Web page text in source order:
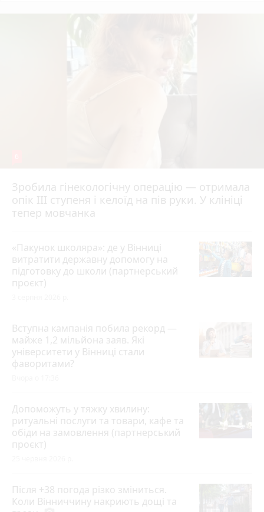
Зробила гінекологічну операцію — отримала
опік ІІІ ступеня і келоїд на пів руки. У клініці
тепер мовчанка
«Пакунок школяра»: де у Вінниці
витратити державну допомогу на
підготовку до школи (партнерський
проєкт)
Вступна кампанія побила рекорд —
майже 1,2 мільйона заяв. Які
університети у Вінниці стали
фаворитами?
Допоможуть у тяжку хвилину:
ритуальні послуги та товари, кафе та
обіди на замовлення (партнерський
проєкт)
Після +38 погода різко зміниться.
Коли Вінниччину накриють дощі та